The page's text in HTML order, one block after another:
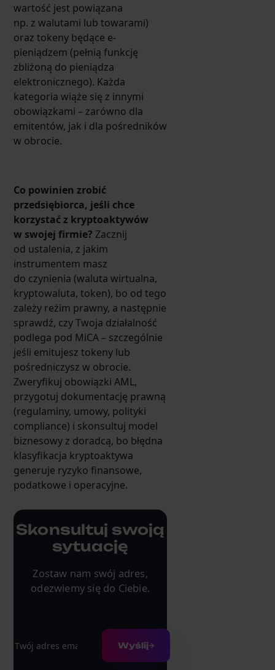
wartość jest powiązana
np. z walutami lub towarami)
oraz tokeny będące e-
pieniądzem (pełnią funkcję
zbliżoną do pieniądza
elektronicznego). Każda
kategoria wiąże się z innymi
obowiązkami – zarówno dla
emitentów, jak i dla pośredników
w obrocie.
Co powinien zrobić
przedsiębiorca, jeśli chce
korzystać z kryptoaktywów
w swojej firmie? Zacznij
od ustalenia, z jakim
instrumentem masz
do czynienia (waluta wirtualna,
kryptowaluta, token), bo od tego
zależy reżim prawny, a następnie
sprawdź, czy Twoja działalność
podlega pod MiCA – szczególnie
jeśli emitujesz tokeny lub
pośredniczysz w obrocie.
Zweryfikuj obowiązki AML,
przygotuj dokumentację prawną
(regulaminy, umowy, polityki
compliance) i skonsultuj model
biznesowy z doradcą, bo błędna
klasyfikacja kryptoaktywa
generuje ryzyko finansowe,
podatkowe i operacyjne.
Skonsultuj swoją
sytuację
Zostaw nam swój adres,
odezwiemy się do Ciebie.
Wyślij